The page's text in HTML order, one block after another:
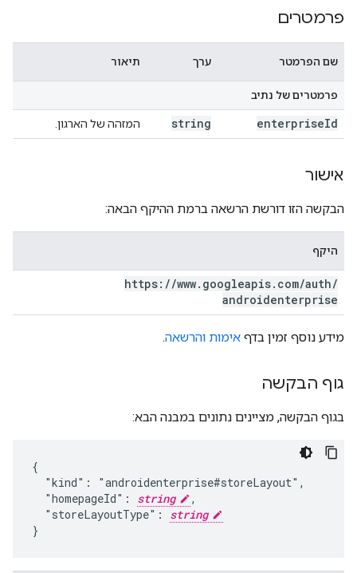
פרמטרים
שם הפרמטר ערך תיאור
פרמטרים של נתיב
enterpriseId
string המזהה של הארגון.
אישור
הבקשה הזו דורשת הרשאה ברמת ההיקף הבאה:
היקף
https: //www. googleapis. com/auth/
androidenterprise
מידע נוסף זמין בדף אימות והרשאה.
גוף הבקשה
בגוף הבקשה, מציינים נתונים במבנה הבא:
{
  "kind": "androidenterprise#storeLayout",
  "homepageId":
string
,
  "storeLayoutType":
string
}